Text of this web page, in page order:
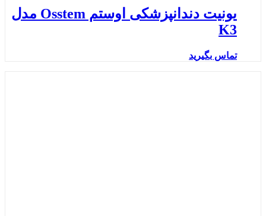
یونیت دندانپزشکی اوستم Osstem مدل
K3
تماس بگیرید